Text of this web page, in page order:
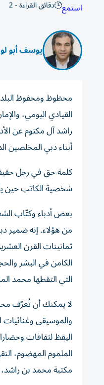
استمع دقائق القراءة - 2
يوسف أبو
محظوظ ومحفوظ البلد
القيادي اليومي،
راشد آل مكتوم عن
أبناء دبي المخلصين
كلمة حق في رجل
شخصية الكاتب حين
بعض أدباء وكتّاب
من هؤلاء. إنه ضمير
ثمانينات القرن
الكامن في البشر
التي التقطها محمد
لا يمكنك أن تُعرّف
والموسيقى وغنائيات
اليقظ لثقافات
الملموم المهضوم،
مكتبة محمد بن راشد،